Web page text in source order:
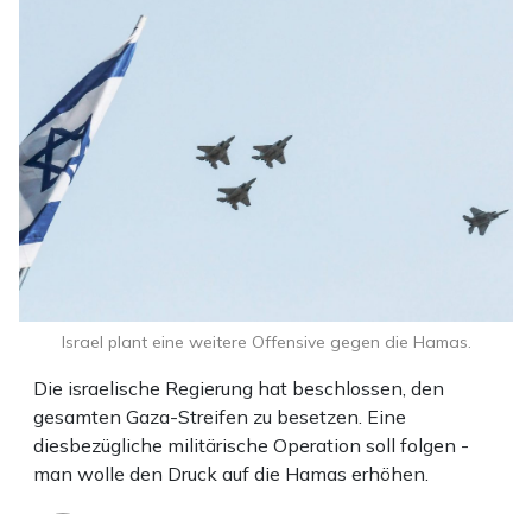
Die israelische Regierung hat beschlossen, den
gesamten Gaza-Streifen zu besetzen. Eine
diesbezügliche militärische Operation soll folgen -
man wolle den Druck auf die Hamas erhöhen.
Israel plant eine weitere Offensive gegen die Hamas.